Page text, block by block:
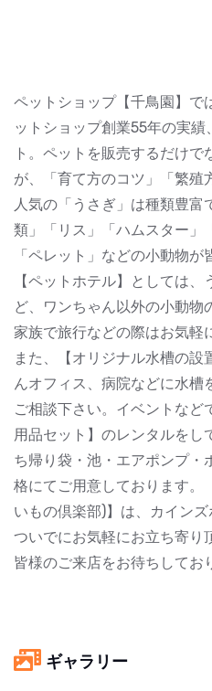
ペットショップ【千鳥園】で
ットショップ創業55年の実
ト。ペットを販売するだけ
が、「育て方のコツ」「繁殖
人気の「うさぎ」は種類豊富
類」「リス」「ハムスター」
「ペレット」などの小動物が
【ペットホテル】としては
ど、ワンちゃん以外の小動物
家族で旅行などの際はお気軽
また、【オリジナル水槽の設
んオフィス、病院などに水槽
ご相談下さい。イベントなど
用品セット】のレンタルをし
ち帰り袋・池・エアポンプ・
格にてご用意しております。
いもの倶楽部)】は、カイン
ついでにお気軽にお立ち寄り
皆様のご来店をお待ちしてお
ギャラリー